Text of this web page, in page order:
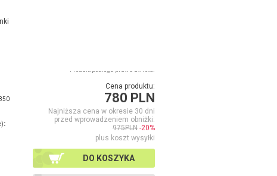
Cena produktu:
780 PLN
Najniższa cena w okresie 30 dni
przed wprowadzeniem obniżki:
975PLN -20%
plus koszt wysyłki
DO KOSZYKA
: